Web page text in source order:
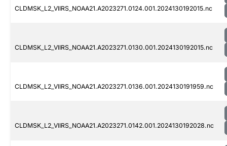
CLDMSK_L2_VIIRS_NOAA21.A2023271.0124.001.2024130192015.nc
CLDMSK_L2_VIIRS_NOAA21.A2023271.0130.001.2024130192015.nc
CLDMSK_L2_VIIRS_NOAA21.A2023271.0136.001.2024130191959.nc
CLDMSK_L2_VIIRS_NOAA21.A2023271.0142.001.2024130192028.nc